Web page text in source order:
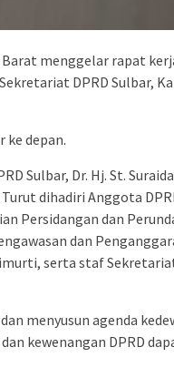
Barat menggelar rapat
DPRD Sulbar,
ke depan.
Sulbar, Dr. Hj. St.
dihadiri Anggota
Persidangan dan
dan
serta staf
menyusun agenda
kewenangan DPRD